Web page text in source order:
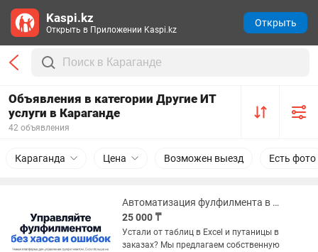
Объявления в категории Другие ИТ
услуги в Караганде
42 объявления
Караганда Цена Возможен выезд Есть фото
Автоматизация фулфилмента в Казахстане WMS SaaS-система
25 000 ₸
Устали от таблиц в Excel и путаницы в
заказах? Мы предлагаем собственную
Kaspi.kz
Открыть в Приложении Kaspi.kz
Открыть